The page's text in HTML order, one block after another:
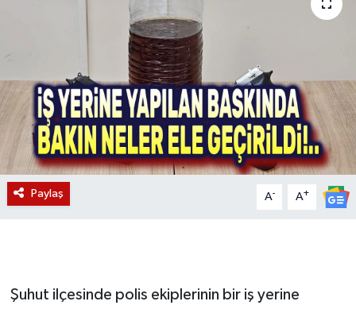
Paylaş A- A+
Şuhut ilçesinde polis ekiplerinin bir iş yerine